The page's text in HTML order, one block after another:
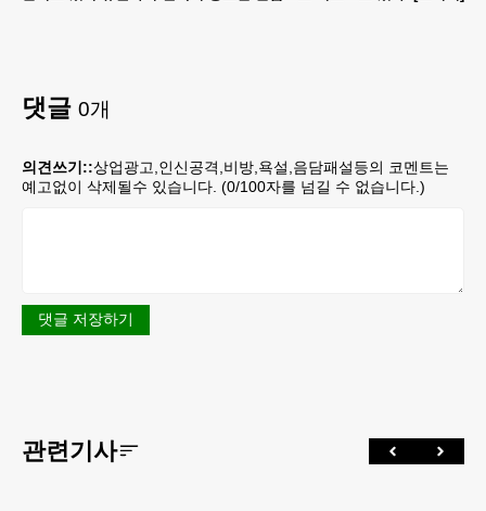
댓글 0개
의견쓰기::상업광고,인신공격,비방,욕설,음담패설등의 코멘트는
예고없이 삭제될수 있습니다. (0/100자를 넘길 수 없습니다.)
댓글 저장하기
관련기사